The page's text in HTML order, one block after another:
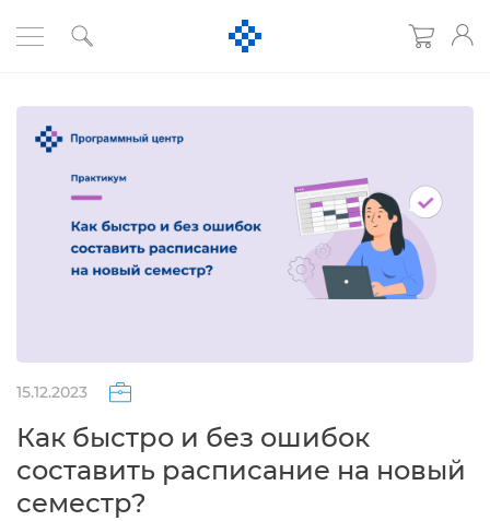
15.12.2023
Как быстро и без ошибок
составить расписание на новый
семестр?